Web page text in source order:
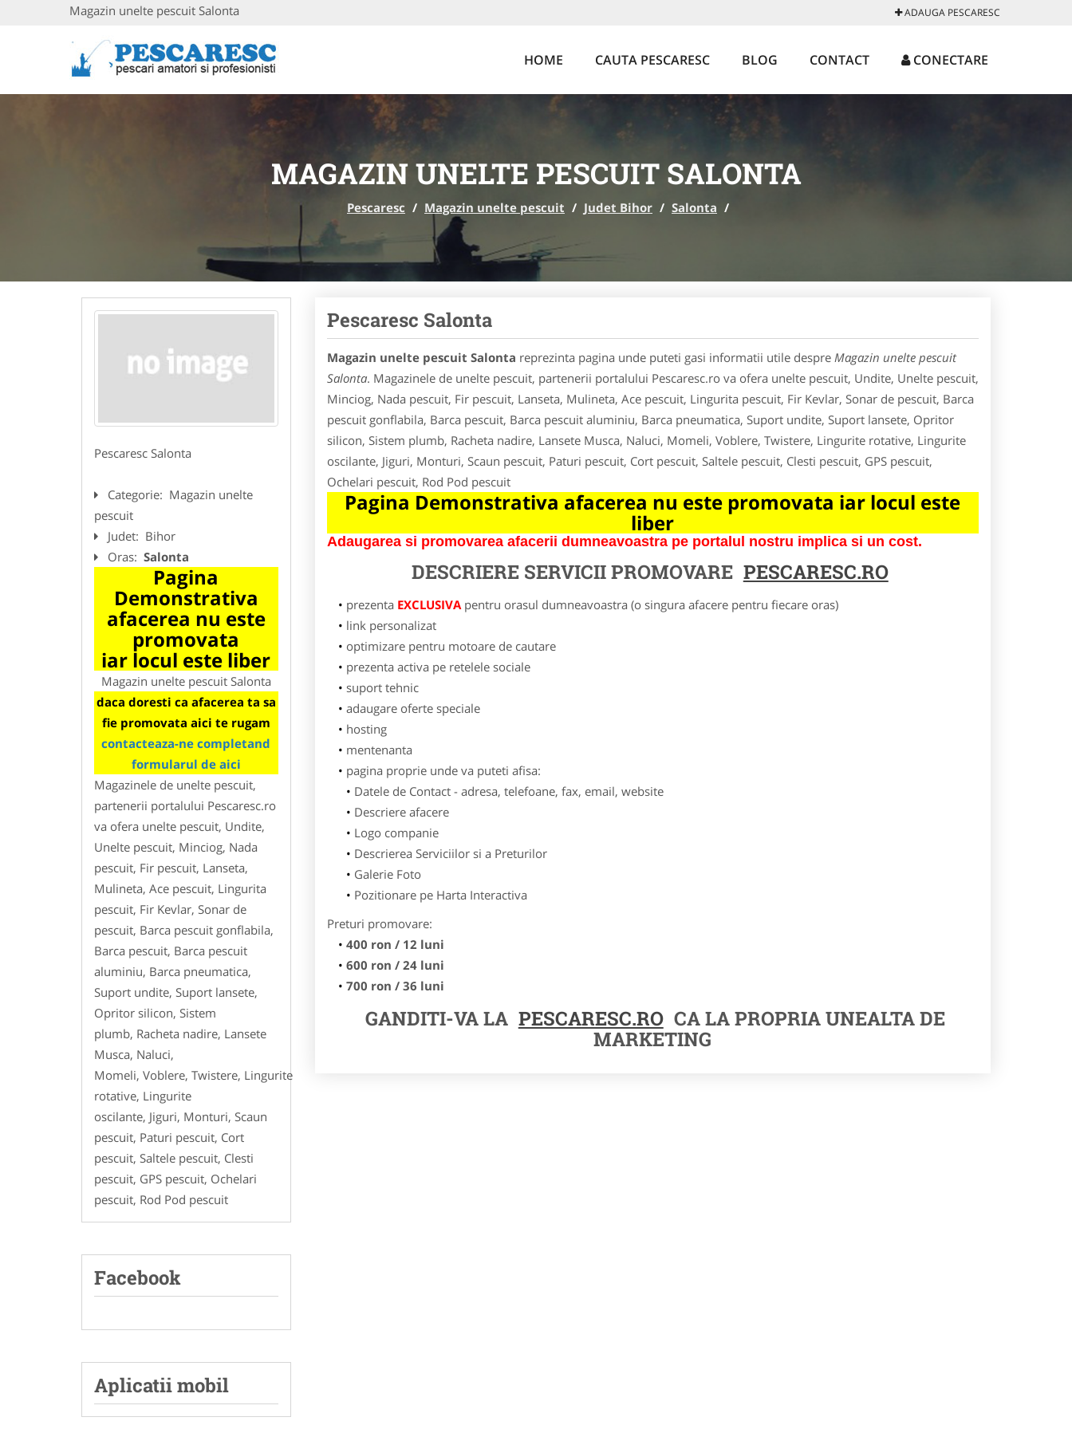
Magazin unelte pescuit Salonta ADAUGA PESCARESC
HOME CAUTA PESCARESC BLOG CONTACT CONECTARE
MAGAZIN UNELTE PESCUIT SALONTA
Pescaresc / Magazin unelte pescuit / Judet Bihor / Salonta /
Pescaresc Salonta
Categorie: Magazin unelte
pescuit
Judet: Bihor
Oras: Salonta
Pagina
Demonstrativa
afacerea nu este
promovata
iar locul este liber
Magazin unelte pescuit Salonta
daca doresti ca afacerea ta sa
fie promovata aici te rugam
contacteaza-ne completand
formularul de aici
Magazinele de unelte pescuit,
partenerii portalului Pescaresc.ro
va ofera unelte pescuit, Undite,
Unelte pescuit, Minciog, Nada
pescuit, Fir pescuit, Lanseta,
Mulineta, Ace pescuit, Lingurita
pescuit, Fir Kevlar, Sonar de
pescuit, Barca pescuit gonflabila,
Barca pescuit, Barca pescuit
aluminiu, Barca pneumatica,
Suport undite, Suport lansete,
Opritor silicon, Sistem
plumb, Racheta nadire, Lansete
Musca, Naluci,
Momeli, Voblere, Twistere, Lingurite
rotative, Lingurite
oscilante, Jiguri, Monturi, Scaun
pescuit, Paturi pescuit, Cort
pescuit, Saltele pescuit, Clesti
pescuit, GPS pescuit, Ochelari
pescuit, Rod Pod pescuit
Facebook
Aplicatii mobil
Pescaresc Salonta
Magazin unelte pescuit Salonta reprezinta pagina unde puteti gasi informatii utile despre Magazin unelte pescuit
Salonta. Magazinele de unelte pescuit, partenerii portalului Pescaresc.ro va ofera unelte pescuit, Undite, Unelte pescuit,
Minciog, Nada pescuit, Fir pescuit, Lanseta, Mulineta, Ace pescuit, Lingurita pescuit, Fir Kevlar, Sonar de pescuit, Barca
pescuit gonflabila, Barca pescuit, Barca pescuit aluminiu, Barca pneumatica, Suport undite, Suport lansete, Opritor
silicon, Sistem plumb, Racheta nadire, Lansete Musca, Naluci, Momeli, Voblere, Twistere, Lingurite rotative, Lingurite
oscilante, Jiguri, Monturi, Scaun pescuit, Paturi pescuit, Cort pescuit, Saltele pescuit, Clesti pescuit, GPS pescuit,
Ochelari pescuit, Rod Pod pescuit
Pagina Demonstrativa afacerea nu este promovata iar locul este
liber
Adaugarea si promovarea afacerii dumneavoastra pe portalul nostru implica si un cost.
DESCRIERE SERVICII PROMOVARE PESCARESC.RO
prezenta EXCLUSIVApentru orasul dumneavoastra (o singura afacere pentru fiecare oras)
link personalizat
optimizare pentru motoare de cautare
prezenta activa pe retelele sociale
suport tehnic
adaugare oferte speciale
hosting
mentenanta
pagina proprie unde va puteti afisa:
Datele de Contact - adresa, telefoane, fax, email, website
Descriere afacere
Logo companie
Descrierea Serviciilor si a Preturilor
Galerie Foto
Pozitionare pe Harta Interactiva
Preturi promovare:
400 ron / 12 luni
600 ron / 24 luni
700 ron / 36 luni
GANDITI-VA LA PESCARESC.RO CA LA PROPRIA UNEALTA DE
MARKETING